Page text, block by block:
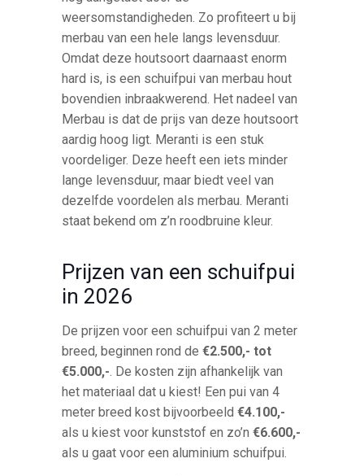
weersomstandigheden. Zo profiteert u bij
merbau van een hele langs levensduur.
Omdat deze houtsoort daarnaast enorm
hard is, is een schuifpui van merbau hout
bovendien inbraakwerend. Het nadeel van
Merbau is dat de prijs van deze houtsoort
aardig hoog ligt. Meranti is een stuk
voordeliger. Deze heeft een iets minder
lange levensduur, maar biedt veel van
dezelfde voordelen als merbau. Meranti
staat bekend om z’n roodbruine kleur.
Prijzen van een schuifpui
in 2026
De prijzen voor een schuifpui van 2 meter
breed, beginnen rond de€2.500,- tot
€5.000,- . De kosten zijn afhankelijk van
het materiaal dat u kiest! Een pui van 4
meter breed kost bijvoorbeeld€4.100,-
als u kiest voor kunststof en zo’n€6.600,-
als u gaat voor een aluminium schuifpui.